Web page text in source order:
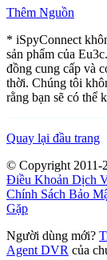
Thêm Nguồn
* iSpyConnect
sản phẩm của
đồng cung cấp và
thời. Chúng tôi
rằng bạn sẽ có thể
Quay lại đầu trang
© Copyright 2011-
Điều Khoản Dịch
Chính Sách Bảo
Gặp
Người dùng mới?
Agent DVR của